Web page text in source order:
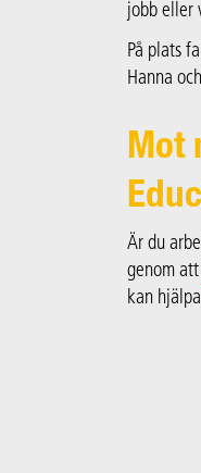
jobb eller
På plats
Hanna
Mot
Är du
genom att
kan